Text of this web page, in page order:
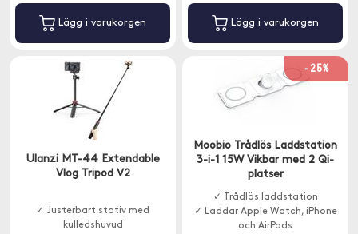
Lägg i varukorgen Lägg i varukorgen
Ulanzi MT-44 Extendable
Vlog Tripod V2
✓ Justerbart stativ med
kulledshuvud
-25%
Moobio Trådlös Laddstation
3-i-1 15W Vikbar med 2 Qi-
platser
✓ Trådlös laddstation
✓ Laddar Apple Watch, iPhone
och AirPods